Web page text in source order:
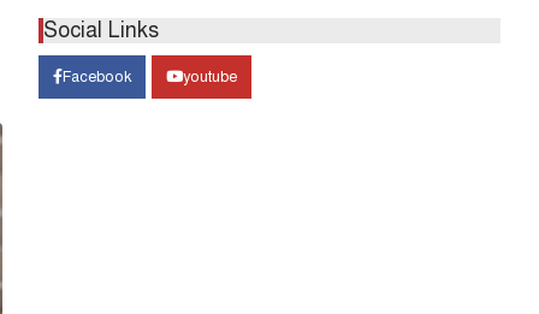
Social Links
Facebook youtube
ঐক্য